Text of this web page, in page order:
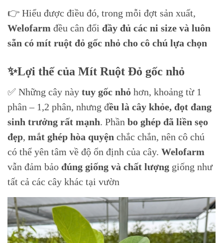
👉 Hiểu được điều đó, trong mỗi đợt sản xuất,
Welofarm đều cân đối đầy đủ các ni size và luôn
sẵn có mít ruột đỏ gốc nhỏ cho cô chú lựa chọn
✨Lợi thế của Mít Ruột Đỏ gốc nhỏ
✅ Những cây này tuy gốc nhỏ hơn, khoảng từ 1
phân – 1,2 phân, nhưng đều là cây khỏe, đọt đang
sinh trưởng rất mạnh. Phần bo ghép đã liền sẹo
đẹp, mắt ghép hòa quyện chắc chắn, nên cô chú
có thể yên tâm về độ ổn định của cây. Welofarm
vẫn đảm bảo đúng giống và chất lượng giống như
tất cả các cây khác tại vườn